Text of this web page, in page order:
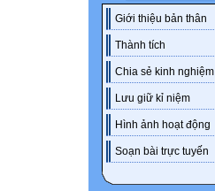
Giới thiệu bản thân
Thành tích
Chia sẻ kinh nghiệm
Lưu giữ kỉ niệm
Hình ảnh hoạt động
Soạn bài trực tuyến